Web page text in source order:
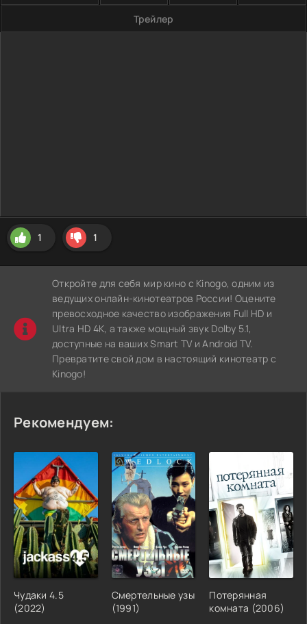
Трейлер
1 1
Откройте для себя мир кино с Kinogo, одним из
ведущих онлайн-кинотеатров России! Оцените
превосходное качество изображения Full HD и
Ultra HD 4K, а также мощный звук Dolby 5.1,
доступные на ваших Smart TV и Android TV.
Превратите свой дом в настоящий кинотеатр с
Kinogo!
Рекомендуем:
Чудаки 4.5
(2022)
Смертельные узы
(1991)
Потерянная
комната (2006)